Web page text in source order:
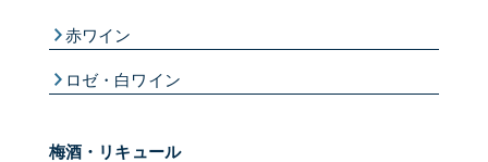
赤ワイン
ロゼ・白ワイン
梅酒・リキュール